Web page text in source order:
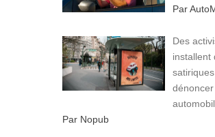
Par
Des
installent
Par Nopub